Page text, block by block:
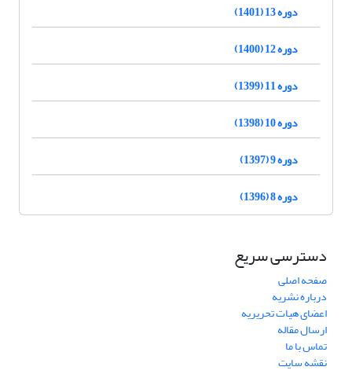
دوره 13 (1401)
دوره 12 (1400)
دوره 11 (1399)
دوره 10 (1398)
دوره 9 (1397)
دوره 8 (1396)
دسترسی سریع
صفحه اصلی
درباره نشریه
اعضای هیات تحریریه
ارسال مقاله
تماس با ما
نقشه سایت